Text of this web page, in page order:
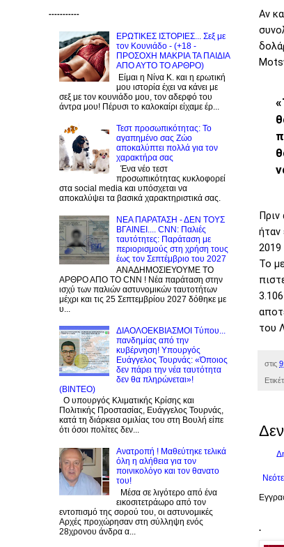
Αν
ήταν
2019
Το
του
στις
.
-----------
ΕΡΩΤΙΚΕΣ ΙΣΤΟΡΙΕΣ... Σεξ με
τον Kουνιάδο - (+18 -
ΠΡΟΣΟΧΗ ΜΑΚΡΙΑ ΤΑ ΠΑΙΔΙΑ
ΑΠΟ ΑΥΤΟ ΤΟ ΑΡΘΡΟ)
Είμαι η Νίνα Κ. και η ερωτική
μου ιστορία έχει να κάνει με
σεξ με τον κουνιάδο μου, τον αδερφό του
άντρα μου! Πέρυσι το καλοκαίρι είχαμε έρ...
Τεστ προσωπικότητας: Το
αγαπημένο σας Zώο
αποκαλύπτει πολλά για τον
χαρακτήρα σας
Ένα νέο τεστ
προσωπικότητας κυκλοφορεί
στα social media και υπόσχεται να
αποκαλύψει τα βασικά χαρακτηριστικά σας.
NEA ΠΑΡΑΤΑΣΗ - ΔΕΝ ΤΟΥΣ
ΒΓΑΙΝΕΙ.... CNN: Παλιές
ταυτότητες: Παράταση με
περιορισμούς στη χρήση τους
έως τον Σεπτέμβριο του 2027
ΑΝΑΔΗΜΟΣΙΕΥΟΥΜΕ ΤΟ
ΑΡΘΡΟ ΑΠΟ ΤΟ CNN ! Νέα παράταση στην
ισχύ των παλιών αστυνομικών ταυτοτήτων
μέχρι και τις 25 Σεπτεμβρίου 2027 δόθηκε με
υ...
ΔΙΑΟΛΟΕΚΒΙΑΣΜΟΙ Tύπου...
πανδημίας από την
κυβέρνηση! Υπουργός
Ευάγγελος Τουρνάς: «Όποιος
δεν πάρει την νέα ταυτότητα
δεν θα πληρώνεται»!
(BINTEO)
Ο υπουργός Κλιματικής Κρίσης και
Πολιτικής Προστασίας, Ευάγγελος Τουρνάς,
κατά τη διάρκεια ομιλίας του στη Βουλή είπε
ότι όσοι πολίτες δεν...
Ανατροπή ! Mαθεύτηκε τελικά
όλη η αλήθεια για τον
ποινικολόγο και τον θανατο
του!
Μέσα σε λιγότερο από ένα
εικοσιτετράωρο από τον
εντοπισμό της σορού του, οι αστυνομικές
Αρχές προχώρησαν στη σύλληψη ενός
28χρονου άνδρα α...